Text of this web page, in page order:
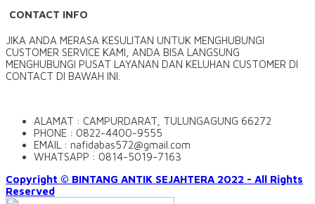
CONTACT INFO
JIKA ANDA MERASA KESULITAN UNTUK MENGHUBUNGI
CUSTOMER SERVICE KAMI, ANDA BISA LANGSUNG
MENGHUBUNGI PUSAT LAYANAN DAN KELUHAN CUSTOMER DI
CONTACT DI BAWAH INI.
ALAMAT : CAMPURDARAT, TULUNGAGUNG 66272
PHONE : 0822-4400-9555
EMAIL : nafidabas572@gmail.com
WHATSAPP : 0814-5019-7163
Copyright © BINTANG ANTIK SEJAHTERA 2022 - All Rights
Reserved